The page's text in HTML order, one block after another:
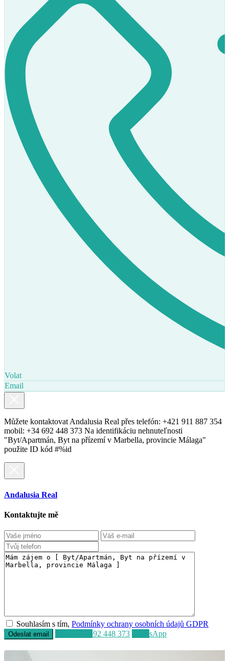
Volat
Email
Můžete kontaktovat Andalusia Real přes telefón: +421 911 887 354
mobil: +34 692 448 373 Na identifikáciu nehnuteľnosti
"Byt/Apartmán, Byt na přízemí v Marbella, provincie Málaga"
použite ID kód #%id
Andalusia Real
Kontaktujte mě
Souhlasím s tím,Podmínky ochrany osobních údajů GDPR
+34 692 448 373 WhatsApp